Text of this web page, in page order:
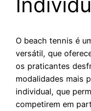
O beach tennis é
versátil, que
os praticantes
modalidades mais
individual, que
competirem em